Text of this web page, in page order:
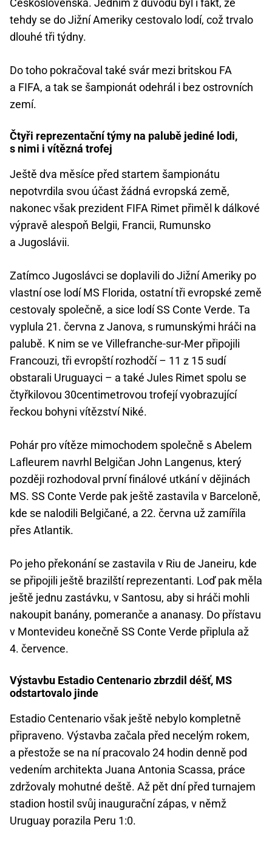
Československa. Jedním z důvodů byl i fakt, že
tehdy se do Jižní Ameriky cestovalo lodí, což trvalo
dlouhé tři týdny.
Do toho pokračoval také svár mezi britskou FA
a FIFA, a tak se šampionát odehrál i bez ostrovních
zemí.
Čtyři reprezentační týmy na palubě jediné lodi,
s nimi i vítězná trofej
Ještě dva měsíce před startem šampionátu
nepotvrdila svou účast žádná evropská země,
nakonec však prezident FIFA Rimet přiměl k dálkové
výpravě alespoň Belgii, Francii, Rumunsko
a Jugoslávii.
Zatímco Jugoslávci se doplavili do Jižní Ameriky po
vlastní ose lodí MS Florida, ostatní tři evropské země
cestovaly společně, a sice lodí SS Conte Verde. Ta
vyplula 21. června z Janova, s rumunskými hráči na
palubě. K nim se ve Villefranche-sur-Mer připojili
Francouzi, tři evropští rozhodčí – 11 z 15 sudí
obstarali Uruguayci – a také Jules Rimet spolu se
čtyřkilovou 30centimetrovou trofejí vyobrazující
řeckou bohyni vítězství Niké.
Pohár pro vítěze mimochodem společně s Abelem
Lafleurem navrhl Belgičan John Langenus, který
později rozhodoval první finálové utkání v dějinách
MS. SS Conte Verde pak ještě zastavila v Barceloně,
kde se nalodili Belgičané, a 22. června už zamířila
přes Atlantik.
Po jeho překonání se zastavila v Riu de Janeiru, kde
se připojili ještě brazilští reprezentanti. Loď pak měla
ještě jednu zastávku, v Santosu, aby si hráči mohli
nakoupit banány, pomeranče a ananasy. Do přístavu
v Montevideu konečně SS Conte Verde připlula až
4. července.
Výstavbu Estadio Centenario zbrzdil déšť, MS
odstartovalo jinde
Estadio Centenario však ještě nebylo kompletně
připraveno. Výstavba začala před necelým rokem,
a přestože se na ní pracovalo 24 hodin denně pod
vedením architekta Juana Antonia Scassa, práce
zdržovaly mohutné deště. Až pět dní před turnajem
stadion hostil svůj inaugurační zápas, v němž
Uruguay porazila Peru 1:0.